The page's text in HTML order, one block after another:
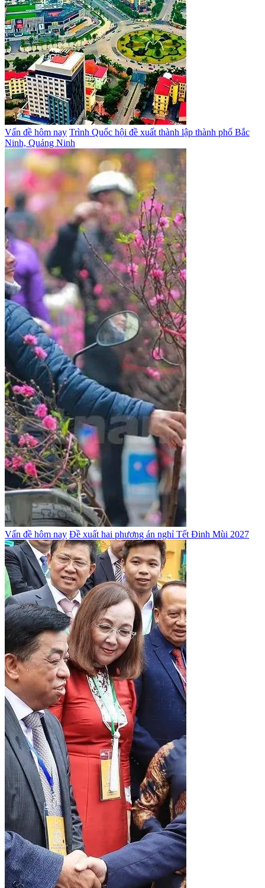
Vấn đề hôm nay Trình Quốc hội đề xuất thành lập thành phố Bắc
Ninh, Quảng Ninh
Vấn đề hôm nay Đề xuất hai phương án nghỉ Tết Đinh Mùi 2027